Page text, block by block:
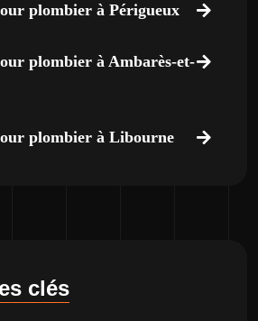
plombier à Périgueux
plombier à Ambarès-et-
plombier à Libourne
clés